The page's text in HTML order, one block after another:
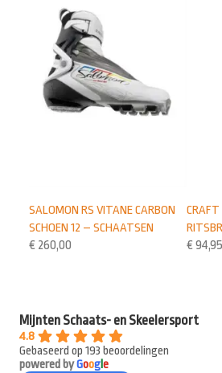
€ 94,95
SALOMON RS VITANE CARBON
SCHOEN 12 – SCHAATSEN
€ 260,00
Mijnten Schaats- en Skeelersport
4.8
Gebaseerd op 193 beoordelingen
powered byGoogle